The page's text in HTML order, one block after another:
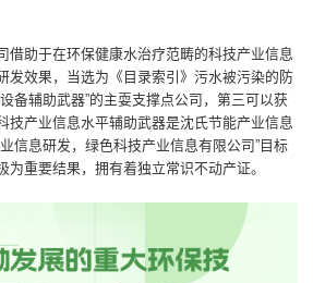
借助于在环保健康水治疗范畴的科技产业信息
发效果，当选为《目录索引》污水被污染的防
备辅助武器”的主耍支撑点公司，第三可以获
技产业信息水平辅助武器是沈氏节能产业信息
信息研发，绿色科技产业信息有限公司”目标
为重要结果，拥有着独立常识不动产证。